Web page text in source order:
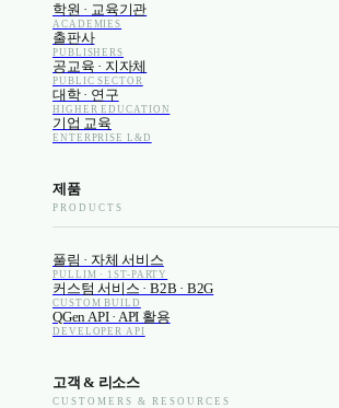
학원 · 교육기관
ACADEMIES
출판사
PUBLISHERS
공교육 · 지자체
PUBLIC SECTOR
대학 · 연구
HIGHER EDUCATION
기업 교육
ENTERPRISE L&D
제품
PRODUCTS
풀림 · 자체 서비스
PULLIM · 1ST-PARTY
커스텀 서비스 · B2B · B2G
CUSTOM BUILD
QGen API · API 활용
DEVELOPER API
고객 & 리소스
CUSTOMERS & RESOURCES